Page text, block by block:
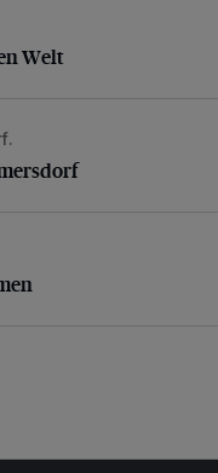
Welt